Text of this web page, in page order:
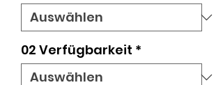
02 Verfügbarkeit *